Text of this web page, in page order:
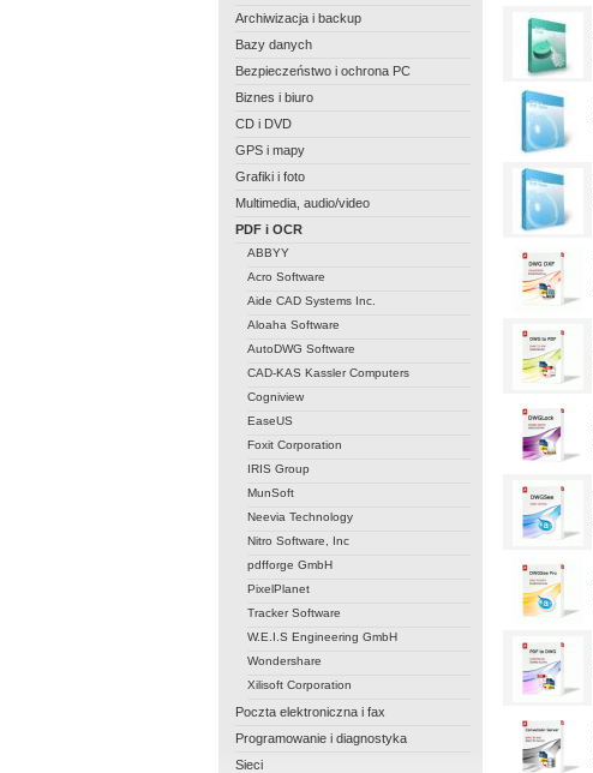
Archiwizacja i backup
Bazy danych
Bezpieczeństwo i ochrona PC
Biznes i biuro
CD i DVD
GPS i mapy
Grafiki i foto
Multimedia, audio/video
PDF i OCR
ABBYY
Acro Software
Aide CAD Systems Inc.
Aloaha Software
AutoDWG Software
CAD-KAS Kassler Computers
Cogniview
EaseUS
Foxit Corporation
IRIS Group
MunSoft
Neevia Technology
Nitro Software, Inc
pdfforge GmbH
PixelPlanet
Tracker Software
W.E.I.S Engineering GmbH
Wondershare
Xilisoft Corporation
Poczta elektroniczna i fax
Programowanie i diagnostyka
Sieci